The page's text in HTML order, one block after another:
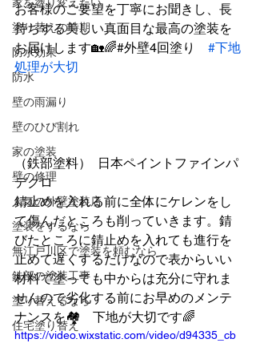
塗り替えの時期
防水効果
防水
壁の雨漏り
壁のひび割れ
家の塗装
壁の修理
人気の外壁塗装店
塗装をするなら
無江戸川区で塗装を頼むなら
鉄部の塗装工事
塗り替えるなら
住宅塗り替え
お客様のご要望を丁寧にお聞きし、長
持ちする美しい真面目な最高の塗装を
お届けします🏡🌈#外壁4回塗り #下地
処理が大切
（鉄部塗料）  日本ペイントファインパ
デクロ
錆止めを入れる前に全体にケレンをし
て傷んだところも削っていきます。錆
びたところに錆止めを入れても進行を
止めて遅くするだけなので表からいい
材料で塗っても中からは充分に守れま
せんので劣化する前にお早めのメンテ
ナンスを🏘　下地が大切です🌈
https://video.wixstatic.com/video/d94335_cb